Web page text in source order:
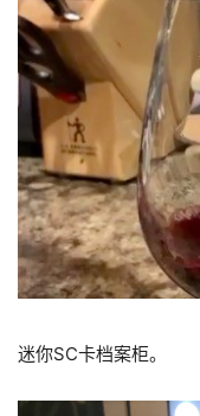
迷你SC卡档案柜。